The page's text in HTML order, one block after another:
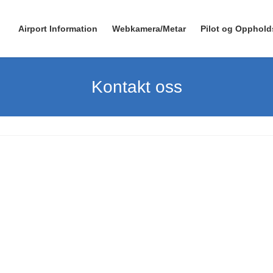
Airport Information Webkamera/Metar Pilot og
Kontakt oss